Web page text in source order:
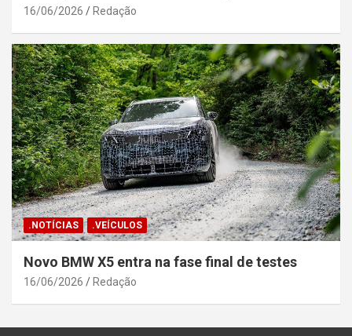
16/06/2026 Redação
.NOTÍCIAS .VEÍCULOS
Novo BMW X5 entra na fase final de testes
16/06/2026 Redação